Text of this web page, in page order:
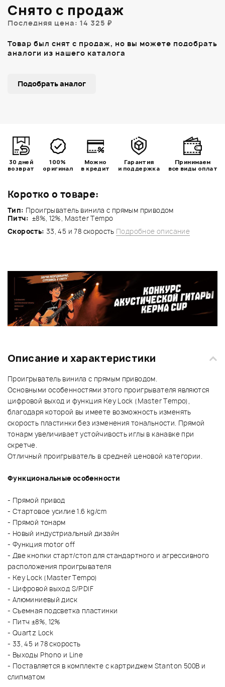
Коротко о товаре:
Тип: Проигрыватель винила с прямым приводом
Питч: ±8%, 12%, Мaster Тempo
Скорость: 33, 45 и 78 скорость Подробное описание
Снято с продаж
Последняя цена: 14 325 ₽
Товар был снят с продаж, но вы можете подобрать
аналоги из нашего каталога
Подобрать аналог
30 дней
возврат
100%
оригинал
Можно
в кредит
Гарантия
и поддержка
Принимаем
все виды оплат
Описание и характеристики
Проигрыватель винила с прямым приводом.
Основными особенностями этого проигрывателя являются
цифровой выход и функция Key Lock (Мaster Тempo),
благодаря которой вы имеете возможность изменять
скорость пластинки без изменения тональности. Прямой
тонарм увеличивает устойчивость иглы в канавке при
скретче.
Отличный проигрыватель в средней ценовой категории.
Функциональные особенности
- Прямой привод
- Стартовое усилие 1.6 kg/cm
- Прямой тонарм
- Новый индустриальный дизайн
- Функция motor off
- Две кнопки старт/стоп для стандартного и агрессивного
расположения проигрывателя
- Key Lock (Мaster Тempo)
- Цифровой выход S/PDIF
- Алюминиевый диск
- Съемная подсветка пластинки
- Питч ±8%, 12%
- Quartz Lock
- 33, 45 и 78 скорость
- Выходы Phono и Line
- Поставляется в комплекте с картриджем Stanton 500B и
слипматом